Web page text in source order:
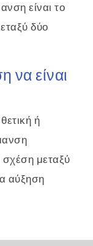
είναι το
δύο
να είναι
ή
σχέση μεταξύ
αύξηση